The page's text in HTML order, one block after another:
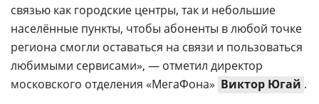
связью как городские центры, так и небольшие
населённые пункты, чтобы абоненты в любой точке
региона смогли оставаться на связи и пользоваться
любимыми сервисами», — отметил директор
московского отделения «МегаФона» Виктор Югай .